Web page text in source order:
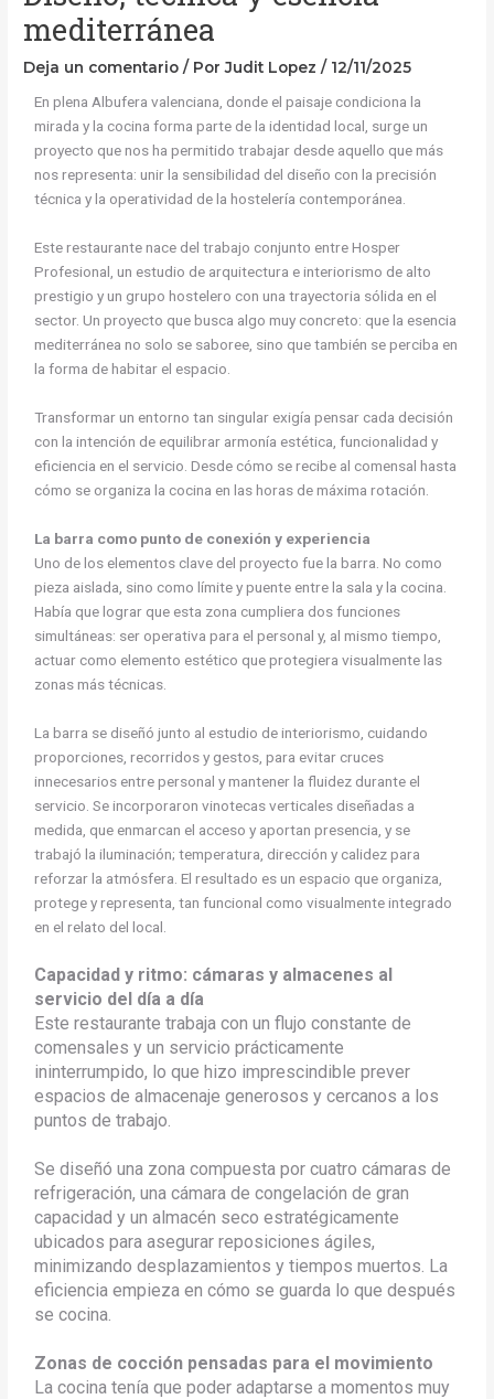
mediterránea
Deja un comentario / PorJudit Lopez/ 12/11/2025
En plena Albufera valenciana, donde el paisaje condiciona la
mirada y la cocina forma parte de la identidad local, surge un
proyecto que nos ha permitido trabajar desde aquello que más
nos representa: unir la sensibilidad del diseño con la precisión
técnica y la operatividad de la hostelería contemporánea.
Este restaurante nace del trabajo conjunto entre Hosper
Profesional, un estudio de arquitectura e interiorismo de alto
prestigio y un grupo hostelero con una trayectoria sólida en el
sector. Un proyecto que busca algo muy concreto: que la esencia
mediterránea no solo se saboree, sino que también se perciba en
la forma de habitar el espacio.
Transformar un entorno tan singular exigía pensar cada decisión
con la intención de equilibrar armonía estética, funcionalidad y
eficiencia en el servicio. Desde cómo se recibe al comensal hasta
cómo se organiza la cocina en las horas de máxima rotación.
La barra como punto de conexión y experiencia
Uno de los elementos clave del proyecto fue la barra. No como
pieza aislada, sino como límite y puente entre la sala y la cocina.
Había que lograr que esta zona cumpliera dos funciones
simultáneas: ser operativa para el personal y, al mismo tiempo,
actuar como elemento estético que protegiera visualmente las
zonas más técnicas.
La barra se diseñó junto al estudio de interiorismo, cuidando
proporciones, recorridos y gestos, para evitar cruces
innecesarios entre personal y mantener la fluidez durante el
servicio. Se incorporaron vinotecas verticales diseñadas a
medida, que enmarcan el acceso y aportan presencia, y se
trabajó la iluminación; temperatura, dirección y calidez para
reforzar la atmósfera. El resultado es un espacio que organiza,
protege y representa, tan funcional como visualmente integrado
en el relato del local.
Capacidad y ritmo: cámaras y almacenes al
servicio del día a día
Este restaurante trabaja con un flujo constante de
comensales y un servicio prácticamente
ininterrumpido, lo que hizo imprescindible prever
espacios de almacenaje generosos y cercanos a los
puntos de trabajo.
Se diseñó una zona compuesta por cuatro cámaras de
refrigeración, una cámara de congelación de gran
capacidad y un almacén seco estratégicamente
ubicados para asegurar reposiciones ágiles,
minimizando desplazamientos y tiempos muertos. La
eficiencia empieza en cómo se guarda lo que después
se cocina.
Zonas de cocción pensadas para el movimiento
La cocina tenía que poder adaptarse a momentos muy